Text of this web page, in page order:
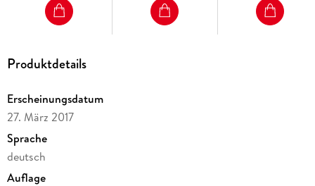
Produktdetails
Erscheinungsdatum
27. März 2017
Sprache
deutsch
Auflage